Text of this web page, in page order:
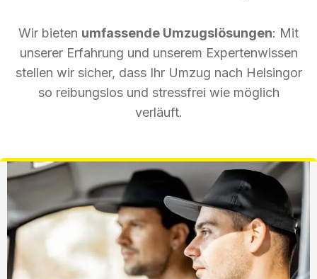
Wir bieten umfassende Umzugslösungen: Mit
unserer Erfahrung und unserem Expertenwissen
stellen wir sicher, dass Ihr Umzug nach Helsingor
so reibungslos und stressfrei wie möglich
verläuft.